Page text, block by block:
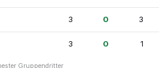
3 0 3
3 0 1
Gruppendritter